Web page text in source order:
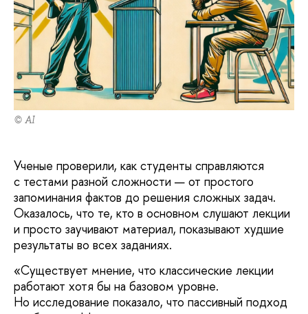
© AI
Ученые проверили, как студенты справляются
с тестами разной сложности — от простого
запоминания фактов до решения сложных задач.
Оказалось, что те, кто в основном слушают лекции
и просто заучивают материал, показывают худшие
результаты во всех заданиях.
«Существует мнение, что классические лекции
работают хотя бы на базовом уровне.
Но исследование показало, что пассивный подход